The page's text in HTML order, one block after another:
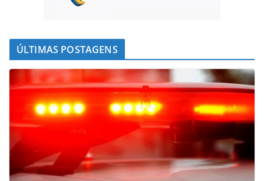
ÚLTIMAS POSTAGENS